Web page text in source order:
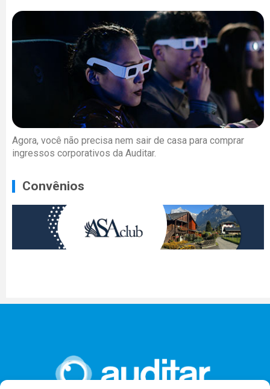
Agora, você não precisa nem sair de casa para comprar
ingressos corporativos da Auditar.
Convênios